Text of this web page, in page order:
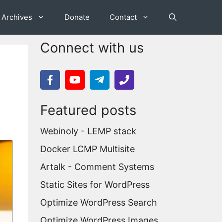
Archives Donate Contact
Connect with us
Featured posts
Webinoly - LEMP stack
Docker LCMP Multisite
Artalk - Comment Systems
Static Sites for WordPress
Optimize WordPress Search